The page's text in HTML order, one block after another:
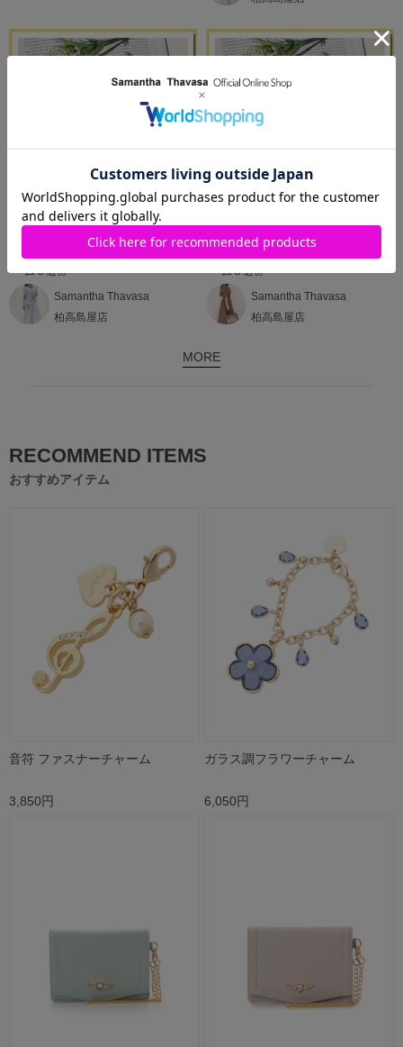
2024.03.13
キラキラで華やかに💛おすすめチャ
ーム３選🌼
Samantha Thavasa
柏高島屋店
キラキラで華やかに💛おすすめチャ
ーム３選🌼
Samantha Thavasa
柏高島屋店
MORE
RECOMMEND ITEMS
おすすめアイテム
音符 ファスナーチャーム
3,850円
ガラス調フラワーチャーム
6,050円